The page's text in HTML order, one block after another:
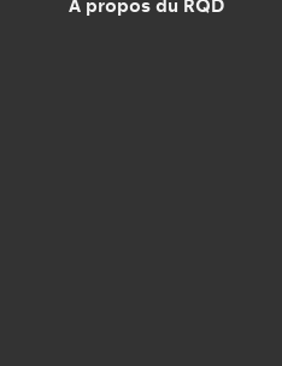
À propos du RQD